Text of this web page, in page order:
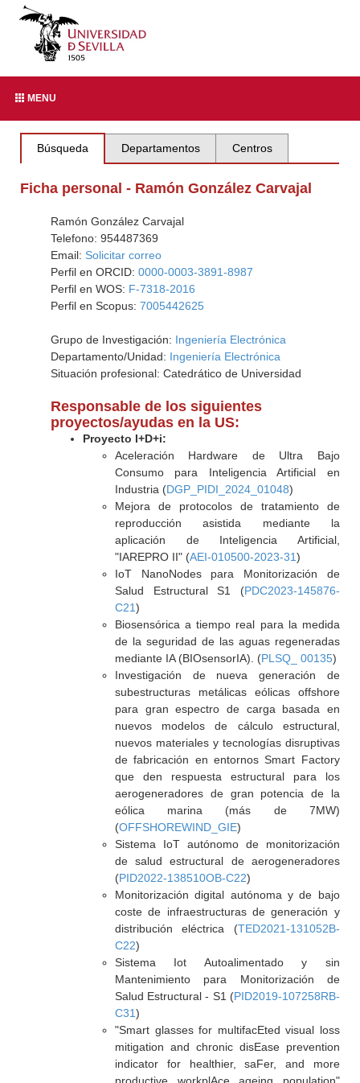
MENU
Búsqueda Departamentos Centros
Ficha personal - Ramón González Carvajal
Ramón González Carvajal
Telefono: 954487369
Email: Solicitar correo
Perfil en ORCID: 0000-0003-3891-8987
Perfil en WOS: F-7318-2016
Perfil en Scopus: 7005442625
Grupo de Investigación: Ingeniería Electrónica
Departamento/Unidad: Ingeniería Electrónica
Situación profesional: Catedrático de Universidad
Responsable de los siguientes
proyectos/ayudas en la US:
Proyecto I+D+i:
Aceleración Hardware de Ultra Bajo
Consumo para Inteligencia Artificial en
Industria (DGP_PIDI_2024_01048)
Mejora de protocolos de tratamiento de
reproducción asistida mediante la
aplicación de Inteligencia Artificial,
"IAREPRO II" (AEI-010500-2023-31)
IoT NanoNodes para Monitorización de
Salud Estructural S1 (PDC2023-145876-
C21)
Biosensórica a tiempo real para la medida
de la seguridad de las aguas regeneradas
mediante IA (BIOsensorIA). (PLSQ_ 00135)
Investigación de nueva generación de
subestructuras metálicas eólicas offshore
para gran espectro de carga basada en
nuevos modelos de cálculo estructural,
nuevos materiales y tecnologías disruptivas
de fabricación en entornos Smart Factory
que den respuesta estructural para los
aerogeneradores de gran potencia de la
eólica marina (más de 7MW)
(OFFSHOREWIND_GIE)
Sistema IoT autónomo de monitorización
de salud estructural de aerogeneradores
(PID2022-138510OB-C22)
Monitorización digital autónoma y de bajo
coste de infraestructuras de generación y
distribución eléctrica (TED2021-131052B-
C22)
Sistema Iot Autoalimentado y sin
Mantenimiento para Monitorización de
Salud Estructural - S1 (PID2019-107258RB-
C31)
"Smart glasses for multifacEted visual loss
mitigation and chronic disEase prevention
indicator for healthier, saFer, and more